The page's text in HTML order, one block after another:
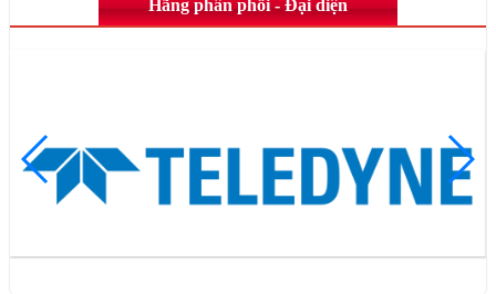
Hãng phân phối - Đại diện